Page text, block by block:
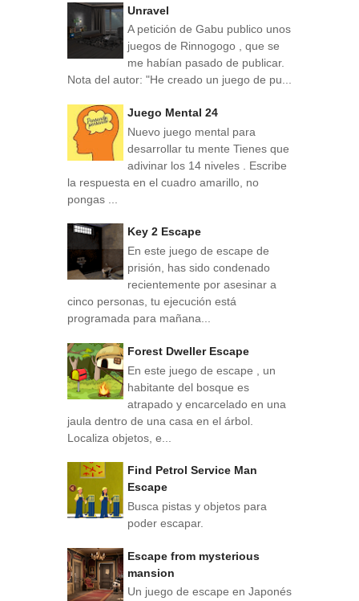
Unravel
A petición de Gabu publico unos
juegos de Rinnogogo , que se
me habían pasado de publicar.
Nota del autor: "He creado un juego de pu...
Juego Mental 24
Nuevo juego mental para
desarrollar tu mente Tienes que
adivinar los 14 niveles . Escribe
la respuesta en el cuadro amarillo, no
pongas ...
Key 2 Escape
En este juego de escape de
prisión, has sido condenado
recientemente por asesinar a
cinco personas, tu ejecución está
programada para mañana...
Forest Dweller Escape
En este juego de escape , un
habitante del bosque es
atrapado y encarcelado en una
jaula dentro de una casa en el árbol.
Localiza objetos, e...
Find Petrol Service Man
Escape
Busca pistas y objetos para
poder escapar.
Escape from mysterious
mansion
Un juego de escape en Japonés